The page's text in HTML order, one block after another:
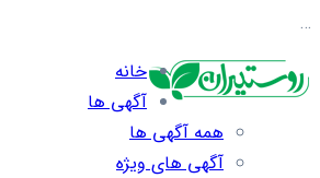
…
خانه
آگهی ها
همه آگهی ها
آگهی های ویژه